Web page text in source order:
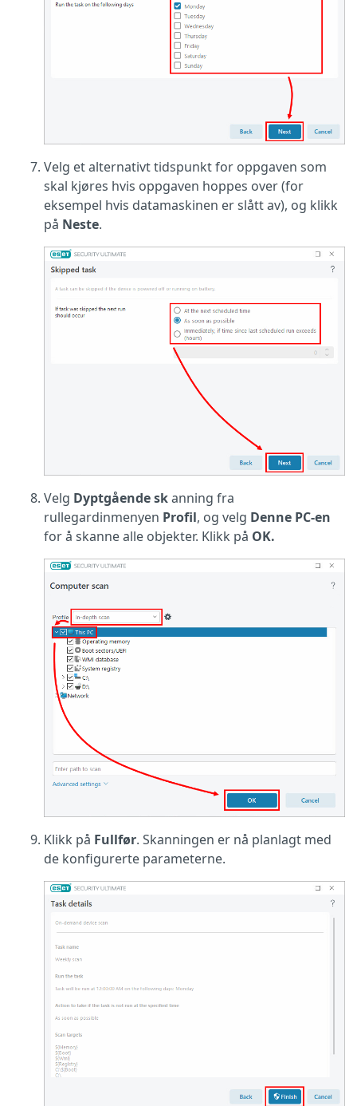
Velg et alternativt tidspunkt for oppgaven som
skal kjøres hvis oppgaven hoppes over (for
eksempel hvis datamaskinen er slått av), og klikk
på Neste.
Velg Dyptgående skanning fra
rullegardinmenyen Profil, og velg Denne PC-en
for å skanne alle objekter. Klikk på OK.
Klikk på Fullfør. Skanningen er nå planlagt med
de konfigurerte parameterne.